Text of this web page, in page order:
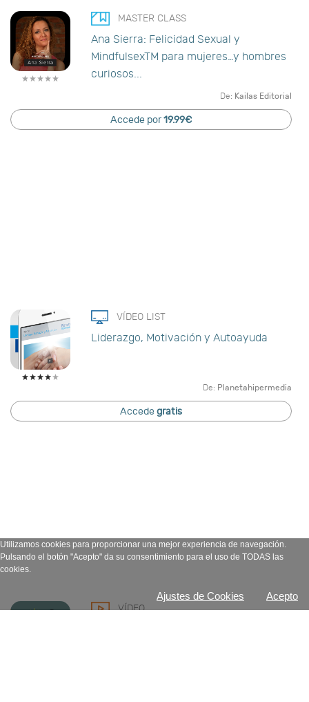
MASTER CLASS
Ana Sierra: Felicidad Sexual y
MindfulsexTM para mujeres…y hombres
curiosos...
De: Kailas Editorial
Accede por19.99€
VÍDEO LIST
Liderazgo, Motivación y Autoayuda
De: Planetahipermedia
Accede gratis
VÍDEO
Utilizamos cookies para proporcionar una mejor experiencia de navegación.
Pulsando el botón "Acepto" da su consentimiento para el uso de TODAS las
cookies.
Ajustes de Cookies Acepto